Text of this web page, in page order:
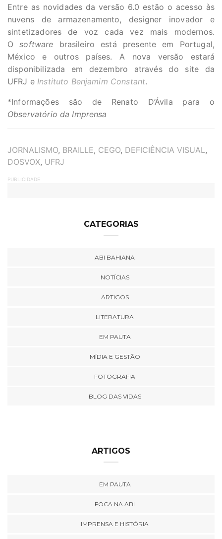
Entre as novidades da versão 6.0 estão o acesso às
nuvens de armazenamento, designer inovador e
sintetizadores de voz cada vez mais modernos.
Osoftware brasileiro está presente em Portugal,
México e outros países. A nova versão estará
disponibilizada em dezembro através do site da
UFRJ e Instituto Benjamim Constant.
*Informações são de Renato D’Ávila para o
Observatório da Imprensa
TAGS
JORNALISMO, BRAILLE, CEGO, DEFICIÊNCIA VISUAL,
DOSVOX, UFRJ
PUBLICIDADE
CATEGORIAS
ABI BAHIANA
NOTÍCIAS
ARTIGOS
LITERATURA
EM PAUTA
MÍDIA E GESTÃO
FOTOGRAFIA
BLOG DAS VIDAS
ARTIGOS
EM PAUTA
FOCA NA ABI
IMPRENSA E HISTÓRIA